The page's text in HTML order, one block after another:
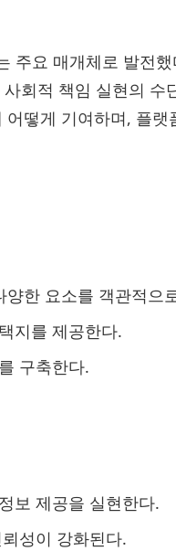
주요 매개체로 발전했
회적 책임 실현의 수
떻게 기여하며, 플랫
양한 요소를 객관적으
지를 제공한다.
구축한다.
보 제공을 실현한다.
성이 강화된다.